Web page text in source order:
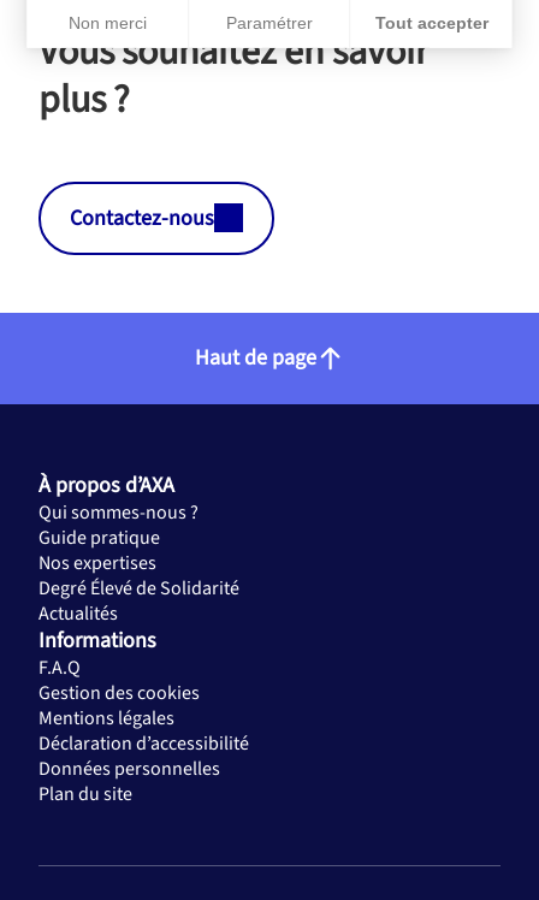
Nos services AXA
Vous souhaitez en savoir
plus ?
Contactez-nous
Haut de page
À propos d’AXA
Qui sommes-nous ?
Guide pratique
Nos expertises
Degré Élevé de Solidarité
Actualités
Informations
F.A.Q
Gestion des cookies
Mentions légales
Déclaration d’accessibilité
Données personnelles
Plan du site
Non merci Paramétrer Tout accepter
Axeptio consent
Plateforme de Gestion du Consentement : Personnalisez vos
Notre plateforme vous permet d'adapter et de gérer vos